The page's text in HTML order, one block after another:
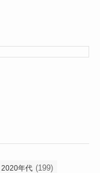
2020年代 (199)